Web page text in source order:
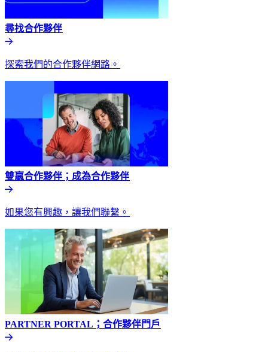
尋找合作夥伴​​
探索我們的合作夥伴網路。​​
雙贏合作夥伴；成為合作夥伴​​
如果您有興趣，讓我們聯繫。​​
PARTNER PORTAL；合作夥伴門戶​​